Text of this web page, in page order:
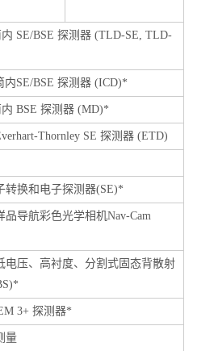
内 SE/BSE 探测器 (TLD-SE, TLD-
内SE/BSE 探测器 (ICD)*
内 BSE 探测器 (MD)*
Thornley SE 探测器 (ETD)
转换和电子探测器(SE)*
品导航彩色光学相机Nav-Cam
电压、高衬度、分割式固态背散射
3+ 探测器*
量